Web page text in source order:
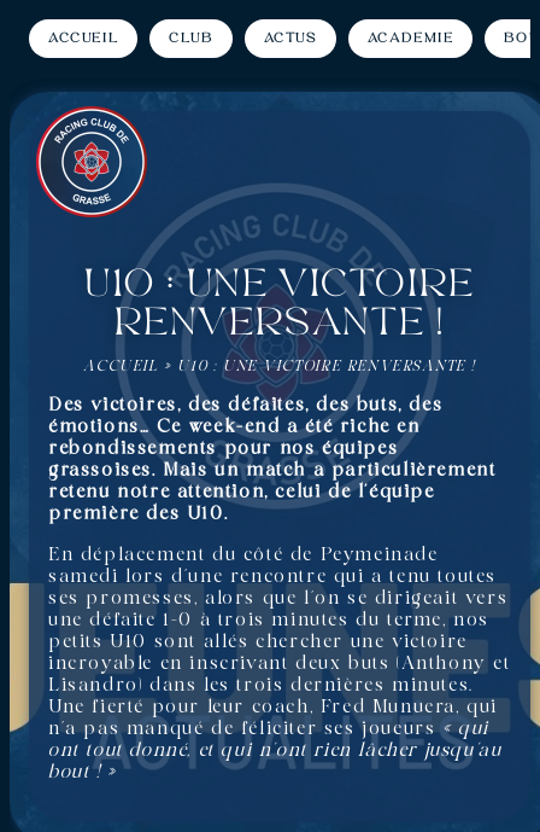
Accueil Club Actus Académie
U10 : Une victoire
renversante !
ACCUEIL » U10 : UNE VICTOIRE RENVERSANTE !
Des victoires, des défaites, des buts, des
émotions… Ce week-end a été riche en
rebondissements pour nos équipes
grassoises. Mais un match a particulièrement
retenu notre attention, celui de l’équipe
première des U10.
En déplacement du côté de Peymeinade
samedi lors d’une rencontre qui a tenu toutes
ses promesses, alors que l’on se dirigeait vers
une défaite 1-0 à trois minutes du terme, nos
petits U10 sont allés chercher une victoire
incroyable en inscrivant deux buts (Anthony et
Lisandro) dans les trois dernières minutes.
Une fierté pour leur coach, Fred Munuera, qui
n’a pas manqué de féliciter ses joueurs « qui
ont tout donné, et qui n’ont rien lâcher jusqu’au
bout ! »